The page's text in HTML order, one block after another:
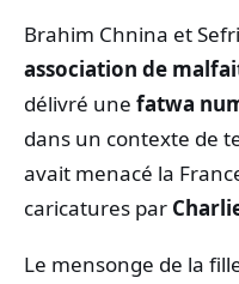
Brahim Chnina et
association de
délivré une fatwa
dans un contexte de
avait menacé la
caricatures par
Le mensonge de la